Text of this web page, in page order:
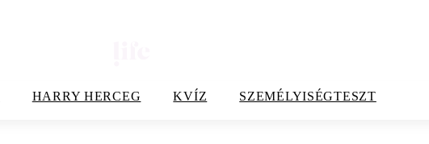
HARRY HERCEG KVÍZ SZEMÉLYISÉGTESZT